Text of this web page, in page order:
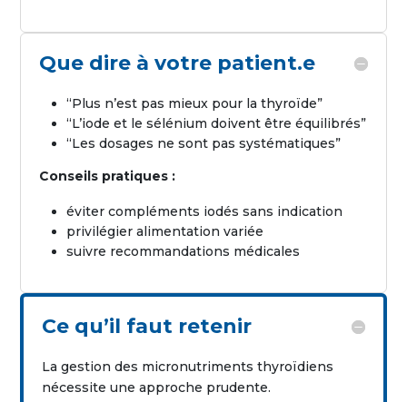
Que dire à votre patient.e
“Plus n’est pas mieux pour la thyroïde”
“L’iode et le sélénium doivent être équilibrés”
“Les dosages ne sont pas systématiques”
Conseils pratiques :
éviter compléments iodés sans indication
privilégier alimentation variée
suivre recommandations médicales
Ce qu’il faut retenir
La gestion des micronutriments thyroïdiens
nécessite une approche prudente.